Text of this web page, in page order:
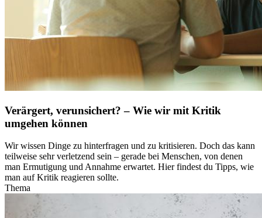
Verärgert, verunsichert? – Wie wir mit Kritik
umgehen können
Wir wissen Dinge zu hinterfragen und zu kritisieren. Doch das kann
teilweise sehr verletzend sein – gerade bei Menschen, von denen
man Ermutigung und Annahme erwartet. Hier findest du Tipps, wie
man auf Kritik reagieren sollte.
Thema